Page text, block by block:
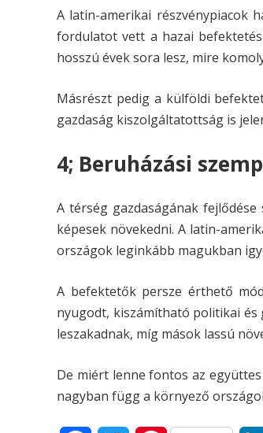
A latin-amerikai részvénypiacok
fordulatot vett a hazai
hosszú évek sora lesz, mire
Másrészt pedig a külföldi
gazdaság kiszolgáltatottság is
4; Beruházási
A térség gazdaságának
képesek növekedni. A latin-
országok leginkább magukban
A befektetők persze érthető
nyugodt, kiszámítható politikai és
leszakadnak, míg mások lassú
De miért lenne fontos az
nagyban függ a környező